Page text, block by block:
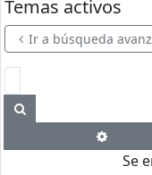
Temas activos
Ir a búsqueda
Se